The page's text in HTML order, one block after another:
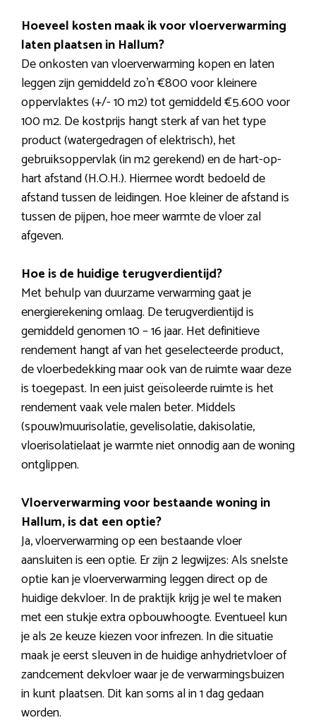
Hoeveel kosten maak ik voor vloerverwarming
laten plaatsen in Hallum?
De onkosten van vloerverwarming kopen en laten
leggen zijn gemiddeld zo’n €800 voor kleinere
oppervlaktes (+/- 10 m2) tot gemiddeld €5.600 voor
100 m2. De kostprijs hangt sterk af van het type
product (watergedragen of elektrisch), het
gebruiksoppervlak (in m2 gerekend) en de hart-op-
hart afstand (H.O.H.). Hiermee wordt bedoeld de
afstand tussen de leidingen. Hoe kleiner de afstand is
tussen de pijpen, hoe meer warmte de vloer zal
afgeven.
Hoe is de huidige terugverdientijd?
Met behulp van duurzame verwarming gaat je
energierekening omlaag. De terugverdientijd is
gemiddeld genomen 10 – 16 jaar. Het definitieve
rendement hangt af van het geselecteerde product,
de vloerbedekking maar ook van de ruimte waar deze
is toegepast. In een juist geïsoleerde ruimte is het
rendement vaak vele malen beter. Middels
(spouw)muurisolatie, gevelisolatie, dakisolatie,
vloerisolatielaat je warmte niet onnodig aan de woning
ontglippen.
Vloerverwarming voor bestaande woning in
Hallum, is dat een optie?
Ja, vloerverwarming op een bestaande vloer
aansluiten is een optie. Er zijn 2 legwijzes: Als snelste
optie kan je vloerverwarming leggen direct op de
huidige dekvloer. In de praktijk krijg je wel te maken
met een stukje extra opbouwhoogte. Eventueel kun
je als 2e keuze kiezen voor infrezen. In die situatie
maak je eerst sleuven in de huidige anhydrietvloer of
zandcement dekvloer waar je de verwarmingsbuizen
in kunt plaatsen. Dit kan soms al in 1 dag gedaan
worden.